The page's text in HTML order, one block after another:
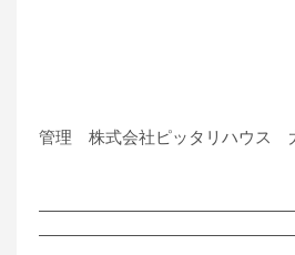
管理 株式会社ピッタリハウス